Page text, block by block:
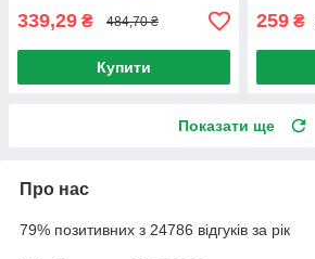
339,29 ₴ 484,70 ₴
Купити
259 ₴
Показати ще
Про нас
79% позитивних з 24786 відгуків за рік